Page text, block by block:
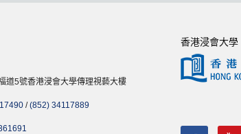
道5號香港浸會大學傳理視藝大樓
/(852) 34117889
香港浸會大學